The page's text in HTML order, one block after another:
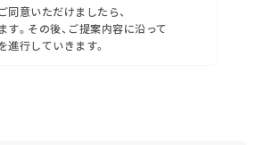
同意いただけましたら、
す。その後、ご提案内容に沿って
進行していきます。